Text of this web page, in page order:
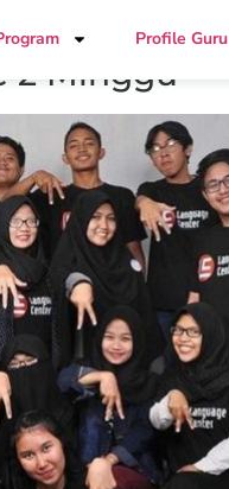
Profile Guru
2 Minggu